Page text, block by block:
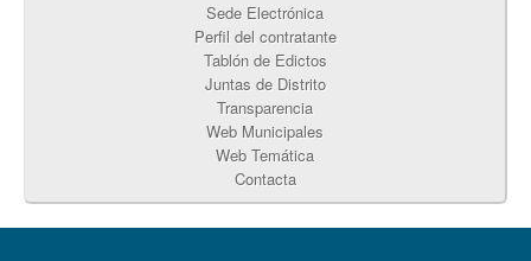
Sede Electrónica
Perfil del contratante
Tablón de Edictos
Juntas de Distrito
Transparencia
Web Municipales
Web Temática
Contacta